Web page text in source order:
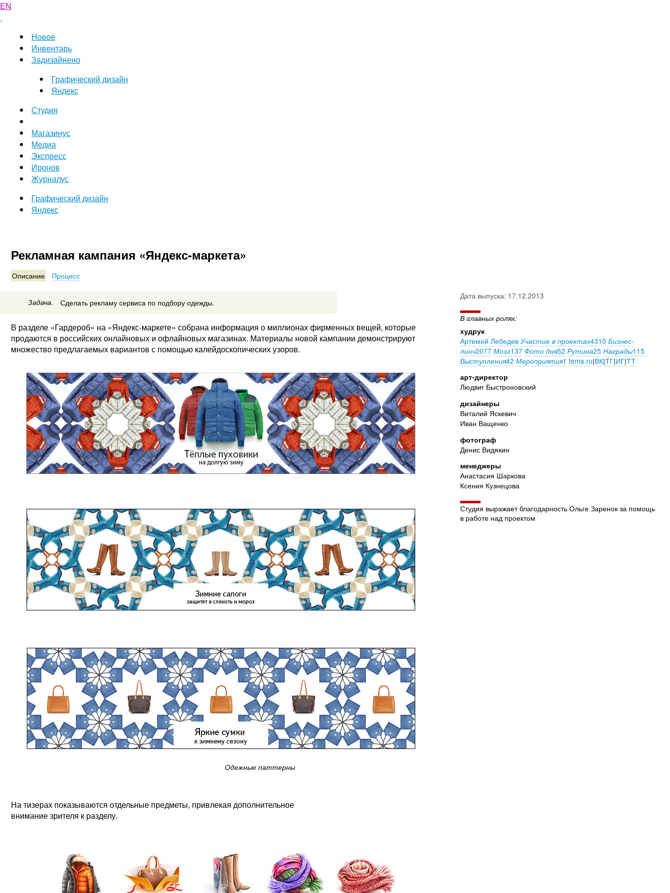
EN
Новое
Инвентарь
Задизайнено
Графический дизайн
Яндекс
Студия
Магазинус
Медиа
Экспресс
Иронов
Журналус
Графический дизайн
Яндекс
Рекламная кампания «Яндекс-маркета»
Описание Процесс
Задача. Сделать рекламу сервиса по подбору одежды.
В разделе «Гардероб» на «Яндекс-маркете» собрана информация о миллионах фирменных вещей, которые
продаются в российских онлайновых и офлайновых магазинах. Материалы новой кампании демонстрируют
множество предлагаемых вариантов с помощью калейдоскопических узоров.
Одежные паттерны
На тизерах показываются отдельные предметы, привлекая дополнительное
внимание зрителя к разделу.
Дата выпуска: 17.12.2013
В главных ролях:
худрук
Артемий Лебедев Участие в проектах4310 Бизнес-
линч2077 Мозг137 Фото дня52 Рутина25 Награды115
Выступления42 Мероприятия1 tema.ru|ВК|ТГ|ИГ|ТТ
арт-директор
Людвиг Быстроновский
дизайнеры
Виталий Яскевич
Иван Ващенко
фотограф
Денис Видякин
менеджеры
Анастасия Шаркова
Ксения Кузнецова
Студия выражает благодарность Ольге Заренок за помощь
в работе над проектом